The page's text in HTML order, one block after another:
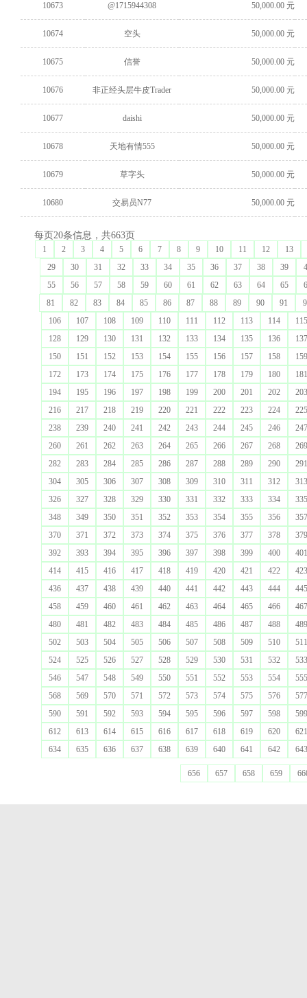
10673 @1715944308 50,000.00 元
10674 空头 50,000.00 元
10675 信誉 50,000.00 元
10676 非正经头层牛皮Trader 50,000.00 元
10677 daishi 50,000.00 元
10678 天地有情555 50,000.00 元
10679 草字头 50,000.00 元
10680 交易员N77 50,000.00 元
每页20条信息，共663页
1 2 3 4 5 6 7 8 9 10 11 12
13
29
30 31 32 33 34 35 36 37 38 39
55
56 57 58 59 60 61 62 63 64 65
81
82 83 84 85 86 87 88 89 90 91
106
107 108 109 110 111 112 113 114
115
128
129 130 131 132 133 134 135 136
137
150
151 152 153 154 155 156 157 158
159
172
173 174 175 176 177 178 179 180
181
194
195 196 197 198 199 200 201 202
203
216
217 218 219 220 221 222 223 224
225
238
239 240 241 242 243 244 245 246
247
260
261 262 263 264 265 266 267 268
269
282
283 284 285 286 287 288 289 290
291
304
305 306 307 308 309 310 311 312
313
326
327 328 329 330 331 332 333 334
335
348
349 350 351 352 353 354 355 356
357
370
371 372 373 374 375 376 377 378
379
392
393 394 395 396 397 398 399 400
401
414
415 416 417 418 419 420 421 422
423
436
437 438 439 440 441 442 443 444
445
458
459 460 461 462 463 464 465 466
467
480
481 482 483 484 485 486 487 488
489
502
503 504 505 506 507 508 509 510
511
524
525 526 527 528 529 530 531 532
533
546
547 548 549 550 551 552 553 554
555
568
569 570 571 572 573 574 575 576
577
590
591 592 593 594 595 596 597 598
599
612
613 614 615 616 617 618 619 620
621
634
635 636 637 638 639 640 641 642 643
656 657 658 659